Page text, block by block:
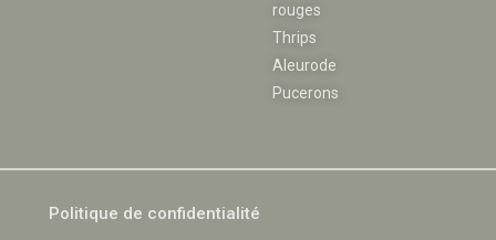
rouges
Thrips
Aleurode
Pucerons
Politique de confidentialité